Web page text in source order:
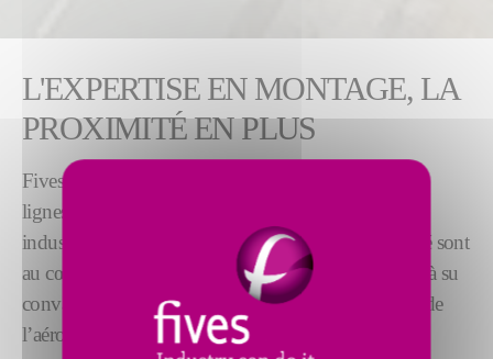
L'EXPERTISE EN MONTAGE, LA
PROXIMITÉ EN PLUS
Fives fabrique des machines, des équipements et des
lignes de production pour les plus grands acteurs
industriels mondiaux. La performance et la technicité sont
au cœur de notre approche métier et ont d’ores et déjà su
convaincre les leaders des marchés de l’automobile, de
l’aéronautique et du nucléaire. Nous vous offrons la